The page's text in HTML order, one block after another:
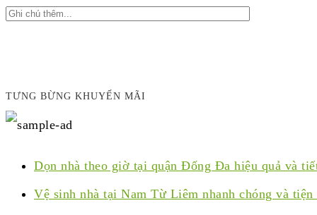
TƯNG BỪNG KHUYẾN MÃI
Dọn nhà theo giờ tại quận Đống Đa hiệu quả và
Vệ sinh nhà tại Nam Từ Liêm nhanh chóng và